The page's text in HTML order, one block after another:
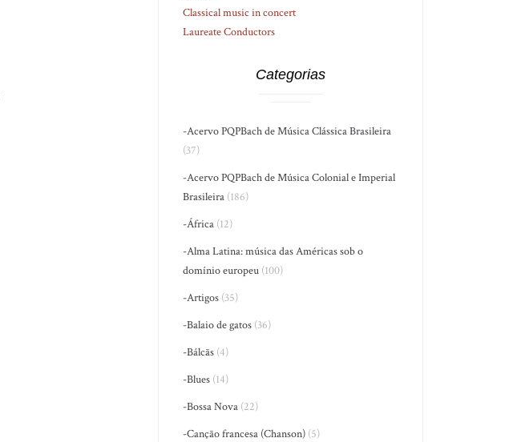
Classical music in concert
Laureate Conductors
Categorias
-Acervo PQPBach de Música Clássica Brasileira
(37)
-Acervo PQPBach de Música Colonial e Imperial
Brasileira (186)
-África (12)
-Alma Latina: música das Américas sob o
domínio europeu (100)
-Artigos (35)
-Balaio de gatos (36)
-Bálcãs (4)
-Blues (14)
-Bossa Nova (22)
-Canção francesa (Chanson) (5)